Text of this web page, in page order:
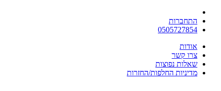
התחברות
0505727854
אודות
צרו קשר
שאלות נפוצות
מדיניות החלפות/החזרות